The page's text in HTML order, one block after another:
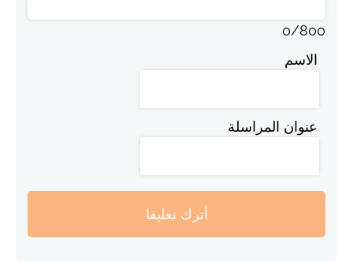
0/800
الاسم
عنوان المراسلة
أترك تعليقا